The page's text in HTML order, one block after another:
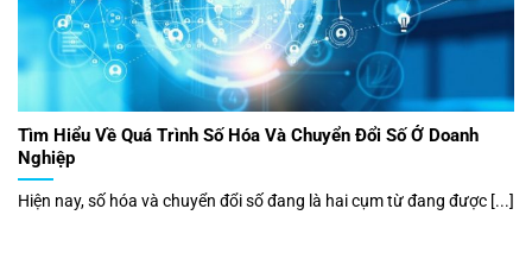
Tìm Hiểu Về Quá Trình Số Hóa Và Chuyển Đổi Số Ở Doanh
Nghiệp
Hiện nay, số hóa và chuyển đổi số đang là hai cụm từ đang được [...]